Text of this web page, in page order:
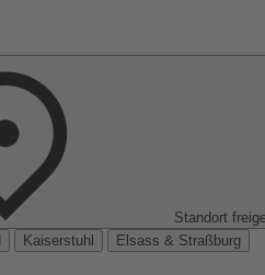
Standort
Kaiserstuhl
Elsass & Straßburg